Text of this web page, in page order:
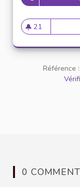
21
21 abonnés
0